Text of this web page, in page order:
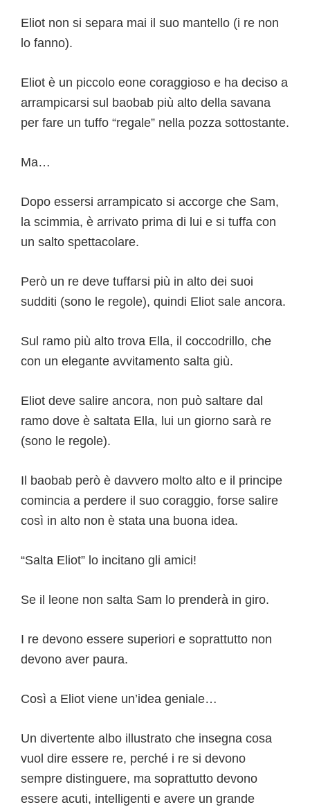
Eliot non si separa mai il suo mantello (i re non
lo fanno).
Eliot è un piccolo eone coraggioso e ha deciso a
arrampicarsi sul baobab più alto della savana
per fare un tuffo “regale” nella pozza sottostante.
Ma…
Dopo essersi arrampicato si accorge che Sam,
la scimmia, è arrivato prima di lui e si tuffa con
un salto spettacolare.
Però un re deve tuffarsi più in alto dei suoi
sudditi (sono le regole), quindi Eliot sale ancora.
Sul ramo più alto trova Ella, il coccodrillo, che
con un elegante avvitamento salta giù.
Eliot deve salire ancora, non può saltare dal
ramo dove è saltata Ella, lui un giorno sarà re
(sono le regole).
Il baobab però è davvero molto alto e il principe
comincia a perdere il suo coraggio, forse salire
così in alto non è stata una buona idea.
“Salta Eliot” lo incitano gli amici!
Se il leone non salta Sam lo prenderà in giro.
I re devono essere superiori e soprattutto non
devono aver paura.
Così a Eliot viene un’idea geniale…
Un divertente albo illustrato che insegna cosa
vuol dire essere re, perché i re si devono
sempre distinguere, ma soprattutto devono
essere acuti, intelligenti e avere un grande